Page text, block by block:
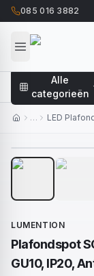
085 016 3882
Alle
categorieën
…
LUMENTION
Plafondspot
GU10, IP20,